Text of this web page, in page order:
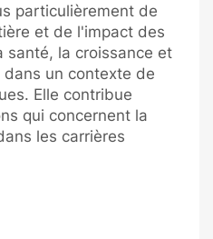
particulièrement de
et de l'impact des
santé, la croissance et
un contexte de
Elle contribue
qui concernent la
les carrières